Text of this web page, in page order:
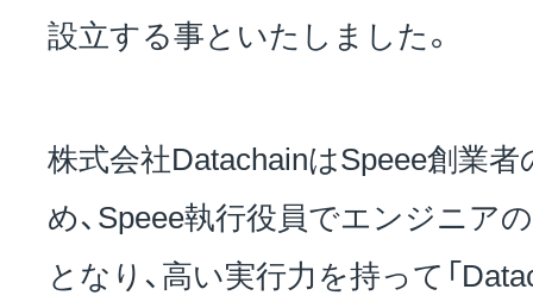
設立する事といたしました。
株式会社DatachainはSpeee創業
め、Speee執行役員でエンジニア
となり、高い実行力を持って「